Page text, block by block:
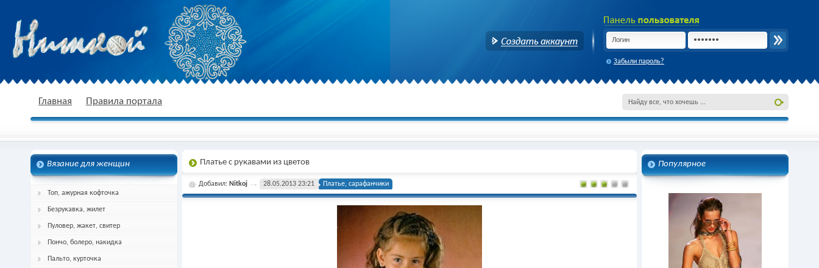
спицами, схема и описание
Забыли пароль?
Главная Правила портала
Вязание для женщин
Топ, ажурная кофточка
Безрукавка, жилет
Пуловер, жакет, свитер
Пончо, болеро, накидка
Пальто, курточка
Популярное
Платье с рукавами из цветов
Добавил: Nitkoj 28.05.2013 23:21 Платье, сарафанчики